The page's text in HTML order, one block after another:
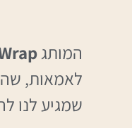
המותג
לאמאות,
שמגיע לנו